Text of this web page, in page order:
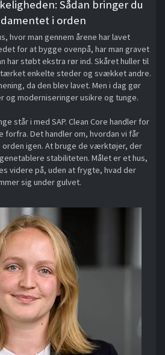
Sådan bringer du
i orden
hvor man gennem årene har lavet
for at bygge ovenpå, har man gravet
har støbt ekstra rør ind. Skåret huller til
enkelte steder og svækket andre.
da den blev lavet. Men i dag gør
og moderniseringer usikre og tunge.
står i med SAP. Clean Core handler for
forfra. Det handler om, hvordan vi får
igen. At bruge de værktøjer, der
stabiliteten. Målet er et hus,
videre på, uden at frygte, hvad der
sig under gulvet.